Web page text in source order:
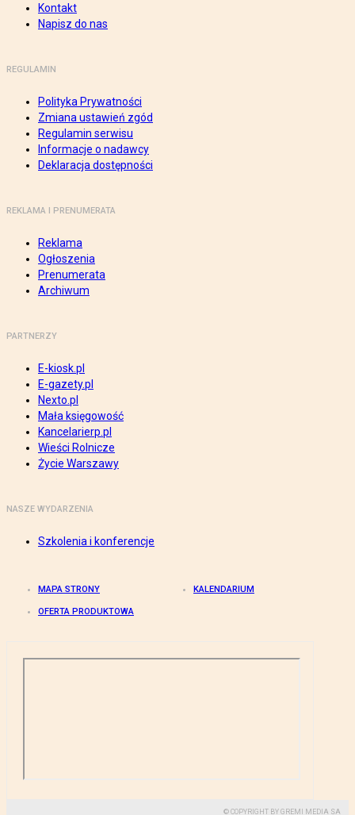
Kontakt
Napisz do nas
REGULAMIN
Polityka Prywatności
Zmiana ustawień zgód
Regulamin serwisu
Informacje o nadawcy
Deklaracja dostępności
REKLAMA I PRENUMERATA
Reklama
Ogłoszenia
Prenumerata
Archiwum
PARTNERZY
E-kiosk.pl
E-gazety.pl
Nexto.pl
Mała księgowość
Kancelarierp.pl
Wieści Rolnicze
Życie Warszawy
NASZE WYDARZENIA
Szkolenia i konferencje
MAPA STRONY KALENDARIUM
OFERTA PRODUKTOWA
© COPYRIGHT BY GREMI MEDIA SA